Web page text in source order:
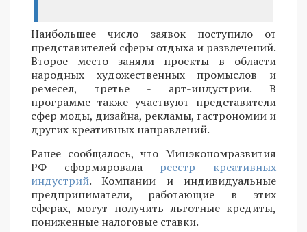
Наибольшее число заявок поступило от
представителей сферы отдыха и развлечений.
Второе место заняли проекты в области
народных художественных промыслов и
ремесел, третье - арт-индустрии. В
программе также участвуют представители
сфер моды, дизайна, рекламы, гастрономии и
других креативных направлений.
Ранее сообщалось, что Минэкономразвития
РФ сформировала реестр креативных
индустрий. Компании и индивидуальные
предприниматели, работающие в этих
сферах, могут получить льготные кредиты,
пониженные налоговые ставки.